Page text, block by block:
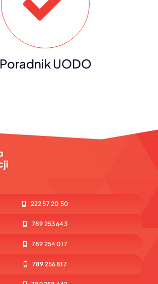
Poradnik UODO
222 57 20 50
789 253 643
789 254 017
789 256 817